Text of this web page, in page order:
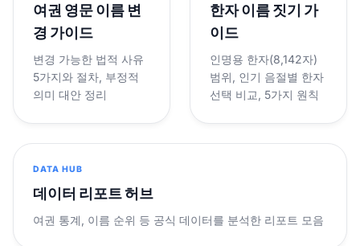
여권 영문 이름 변
경 가이드
변경 가능한 법적 사유
5가지와 절차, 부정적
의미 대안 정리
한자 이름 짓기 가
이드
인명용 한자(8,142자)
범위, 인기 음절별 한자
선택 비교, 5가지 원칙
DATA HUB
데이터 리포트 허브
여권 통계, 이름 순위 등 공식 데이터를 분석한 리포트 모음